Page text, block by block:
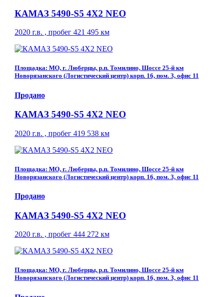
КАМАЗ 5490-S5 4Х2 NEO
2020 г.в. , пробег 421 495 км
Площадка: МО, г. Люберцы, р.п. Томилино, Шоссе 25-й км
Новорязанского (Логистический центр) корп. 16, пом. 3, офис 11
Продано
КАМАЗ 5490-S5 4Х2 NEO
2020 г.в. , пробег 419 538 км
Площадка: МО, г. Люберцы, р.п. Томилино, Шоссе 25-й км
Новорязанского (Логистический центр) корп. 16, пом. 3, офис 11
Продано
КАМАЗ 5490-S5 4Х2 NEO
2020 г.в. , пробег 444 272 км
Площадка: МО, г. Люберцы, р.п. Томилино, Шоссе 25-й км
Новорязанского (Логистический центр) корп. 16, пом. 3, офис 11